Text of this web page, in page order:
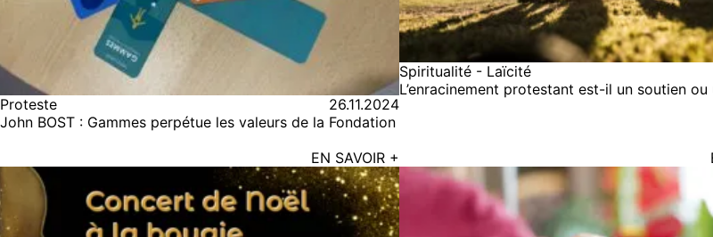
Proteste
26.11.2024
John BOST : Gammes perpétue les valeurs de la Fondation
EN SAVOIR +
Spiritualité - Laïcité
L’enracinement protestant est-il un soutien ou